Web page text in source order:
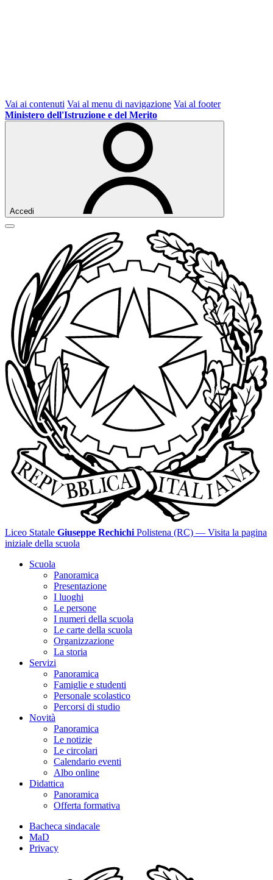
Vai ai contenuti Vai al menu di navigazione Vai al footer
Ministero dell'Istruzione e del Merito
Accedi
Liceo Statale Giuseppe Rechichi Polistena (RC) — Visita la pagina
iniziale della scuola
Scuola
Panoramica
Presentazione
I luoghi
Le persone
I numeri della scuola
Le carte della scuola
Organizzazione
La storia
Servizi
Panoramica
Famiglie e studenti
Personale scolastico
Percorsi di studio
Novità
Panoramica
Le notizie
Le circolari
Calendario eventi
Albo online
Didattica
Panoramica
Offerta formativa
Bacheca sindacale
MaD
Privacy